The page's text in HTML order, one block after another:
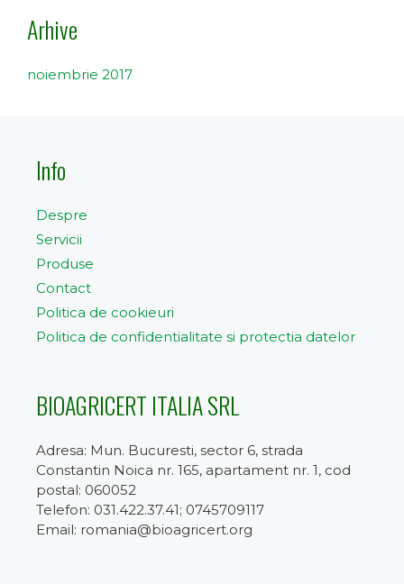
Arhive
noiembrie 2017
Info
Despre
Servicii
Produse
Contact
Politica de cookieuri
Politica de confidentialitate si protectia datelor
BIOAGRICERT ITALIA SRL
Adresa: Mun. Bucuresti, sector 6, strada
Constantin Noica nr. 165, apartament nr. 1, cod
postal: 060052
Telefon: 031.422.37.41; 0745709117
Email: romania@bioagricert.org